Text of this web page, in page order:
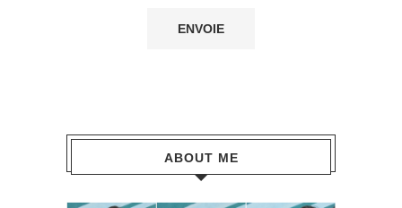
ABOUT ME